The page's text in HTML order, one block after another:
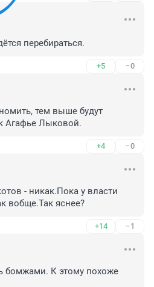
перебираться.
+5 –0
тем выше будут
Агафье Лыковой.
+4 –0
- никак.Пока у власти
вобще.Так яснее?
+14 –1
бомжами. К этому похоже